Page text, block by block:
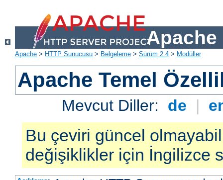
Apache
Apache > HTTP Sunucusu > Belgeleme > Sürüm 2.4 > Modüller
Apache Temel
Mevcut Diller: de |
Bu çeviri güncel
değişiklikler için İngilizce